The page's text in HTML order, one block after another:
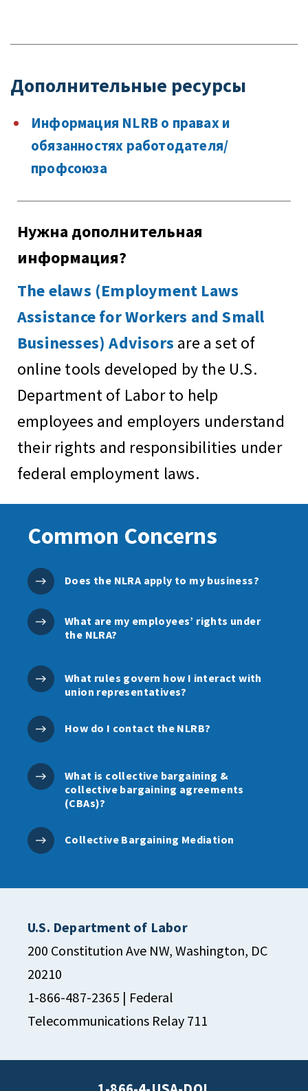
Дополнительные ресурсы
Информация NLRB о правах и
обязанностях работодателя/
профсоюза
Нужна дополнительная
информация?
The elaws (Employment Laws
Assistance for Workers and Small
Businesses) Advisors are a set of
online tools developed by the U.S.
Department of Labor to help
employees and employers understand
their rights and responsibilities under
federal employment laws.
Common Concerns
Does the NLRA apply to my business?
What are my employees’ rights under
the NLRA?
What rules govern how I interact with
union representatives?
How do I contact the NLRB?
What is collective bargaining &
collective bargaining agreements
(CBAs)?
Collective Bargaining Mediation
U.S. Department of Labor
200 Constitution Ave NW, Washington, DC
20210
1-866-487-2365 | Federal
Telecommunications Relay 711